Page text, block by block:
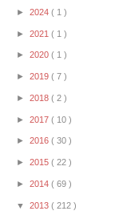
► 2024 ( 1 )
► 2021 ( 1 )
► 2020 ( 1 )
► 2019 ( 7 )
► 2018 ( 2 )
► 2017 ( 10 )
► 2016 ( 30 )
► 2015 ( 22 )
► 2014 ( 69 )
▼ 2013 ( 212 )